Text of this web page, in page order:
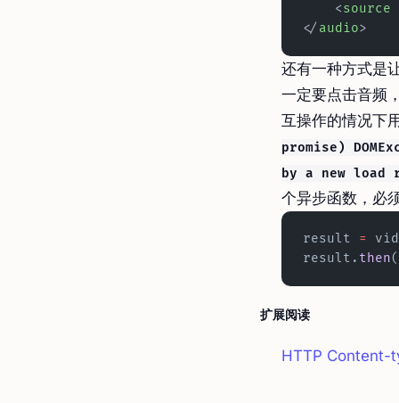
    <
source
</ audio>
还有一种方式是
一定要点击音频
互操作的情况下
promise)
by a new load
个异步函数，必
result =
result. then
扩展阅读
HTTP Content-